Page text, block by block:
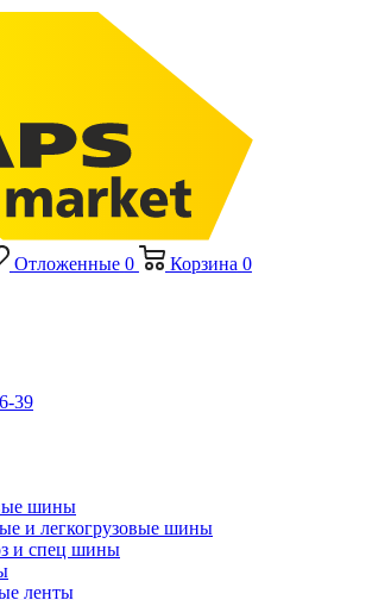
Отложенные 0 Корзина 0
39
шины
и легкогрузовые шины
и спец шины
ленты